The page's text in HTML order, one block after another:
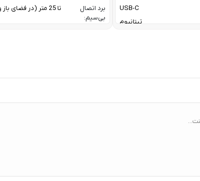
USB-C
تیتانیوم
سنجش فشار خون / پایش
برد اتصال
بی‌سیم:
تا 25 متر (در فضای
توان خروجی کل: